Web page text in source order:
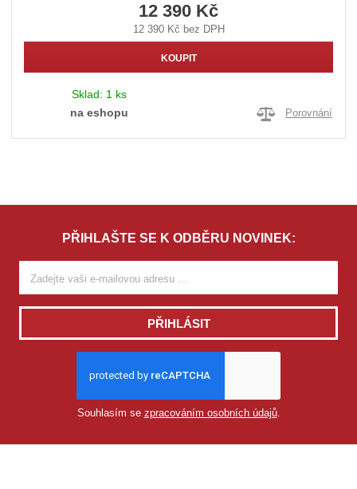
12 390 Kč
12 390 Kč bez DPH
KOUPIT
Sklad: 1 ks
na eshopu
Porovnání
PŘIHLAŠTE SE K ODBĚRU NOVINEK:
PŘIHLÁSIT
Souhlasím se zpracováním osobních údajů.